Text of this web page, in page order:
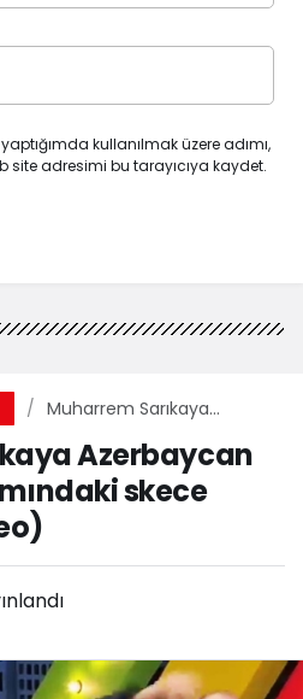
kullanılmak üzere adımı,
site adresimi bu tarayıcıya kaydet.
Muharrem Sarıkaya
programındaki skece konu
oldu (Video)
Azerbaycan
skece